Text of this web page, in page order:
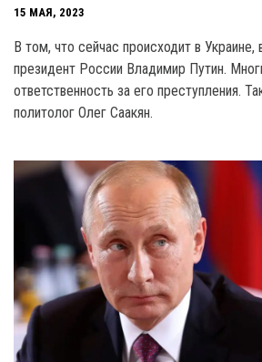
15 МАЯ, 2023
В том, что сейчас происходит в Украине,
президент России Владимир Путин.
ответственность за его преступления.
политолог Олег Саакян.